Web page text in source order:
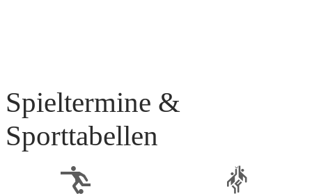
Spieltermine &
Sporttabellen